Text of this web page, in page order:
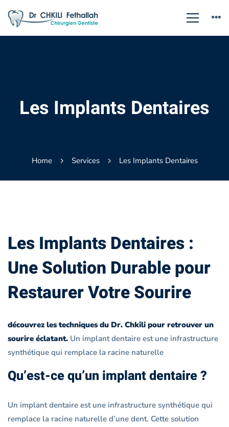
Les Implants Dentaires
Home Services Les Implants Dentaires
Les Implants Dentaires :
Une Solution Durable pour
Restaurer Votre Sourire
découvrez les techniques du Dr. Chkili pour retrouver un
sourire éclatant. Un implant dentaire est une infrastructure
synthétique qui remplace la racine naturelle
Qu’est-ce qu’un implant dentaire ?
Un implant dentaire est une infrastructure synthétique qui
remplace la racine naturelle d’une dent. Cette solution